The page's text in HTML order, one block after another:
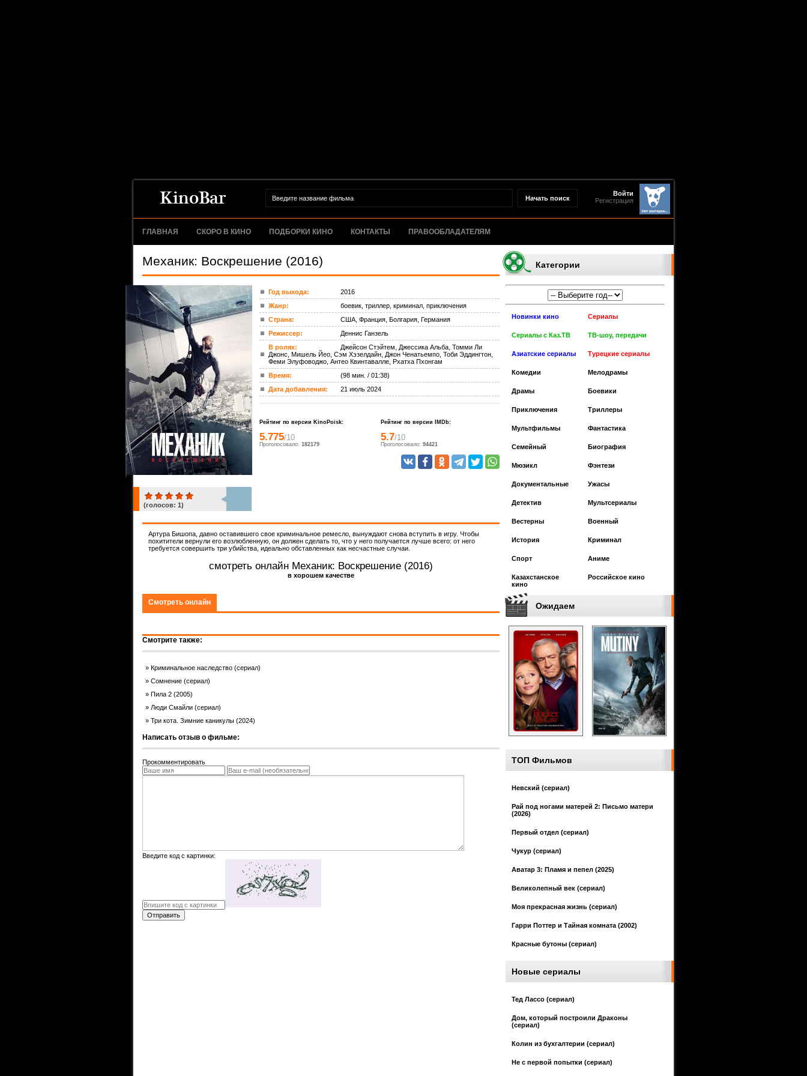
Войти
Регистрация
ГЛАВНАЯ СКОРО В КИНО ПОДБОРКИ КИНО КОНТАКТЫ ПРАВООБЛАДАТЕЛЯМ
Механик: Воскрешение (2016)
ком.
(голосов: 1)
Год выхода:
2016
Жанр:
боевик, триллер, криминал, приключения
Страна:
США, Франция, Болгария, Германия
Режиссер:
Деннис Ганзель
В ролях:
Джейсон Стэйтем, Джессика Альба, Томми Ли
Джонс, Мишель Йео, Сэм Хэзелдайн, Джон Ченатьемпо, Тоби Эддингтон,
Феми Элуфоводжо, Антео Квинтавалле, Рхатха Пхонгам
Время:
(98 мин. / 01:38)
Дата добавления:
21 июль 2024
Рейтинг по версии KinoPoisk:
5.775/10
Проголосовало: 182179
Рейтинг по версии IMDb:
5.7/10
Проголосовало: 94421
Артура Бишопа, давно оставившего свое криминальное ремесло, вынуждают снова вступить в игру. Чтобы
похитители вернули его возлюбленную, он должен сделать то, что у него получается лучше всего: от него
требуется совершить три убийства, идеально обставленных как несчастные случаи.
смотреть онлайн Механик: Воскрешение (2016)
в хорошем качестве
Смотреть онлайн
Смотрите также:
Криминальное наследство (сериал)
Сомнение (сериал)
Пила 2 (2005)
Люди Смайли (сериал)
Три кота. Зимние каникулы (2024)
Написать отзыв о фильме:
Прокомментировать
Введите код с картинки:
Отправить
Категории
Новинки кино Сериалы
Сериалы с Каз.ТВ ТВ-шоу, передачи
Азиатские сериалы Турецкие сериалы
Комедии Мелодрамы
Драмы Боевики
Приключения Триллеры
Мультфильмы Фантастика
Cемейный Биография
Мюзикл Фэнтези
Документальные Ужасы
Детектив Мультсериалы
Вестерны Военный
История Криминал
Спорт Аниме
Казахстанское
кино
Российское кино
Ожидаем
ТОП Фильмов
Невский (сериал)
Рай под ногами матерей 2: Письмо матери
(2026)
Первый отдел (сериал)
Чукур (сериал)
Аватар 3: Пламя и пепел (2025)
Великолепный век (сериал)
Моя прекрасная жизнь (сериал)
Гарри Поттер и Тайная комната (2002)
Красные бутоны (сериал)
Новые сериалы
Тед Лассо (сериал)
Дом, который построили Драконы
(сериал)
Колин из бухгалтерии (сериал)
Не с первой попытки (сериал)